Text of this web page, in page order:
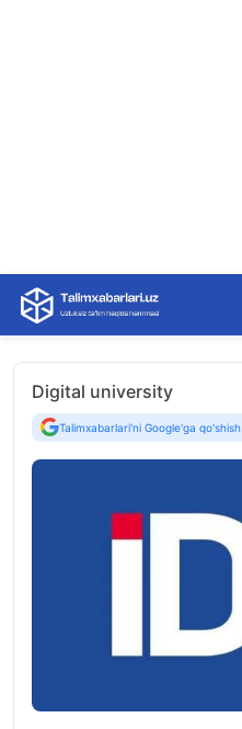
Skip
content
Digital university
Talimxabarlari'ni Google'ga qo'shish